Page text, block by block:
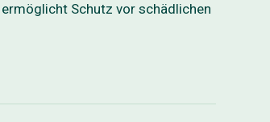
Schutz vor schädlichen